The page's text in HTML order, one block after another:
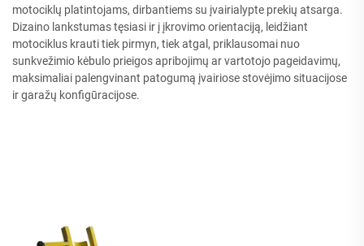
motociklų platintojams, dirbantiems su įvairialypte prekių atsarga.
Dizaino lankstumas tęsiasi ir į įkrovimo orientaciją, leidžiant
motociklus krauti tiek pirmyn, tiek atgal, priklausomai nuo
sunkvežimio kėbulo prieigos apribojimų ar vartotojo pageidavimų,
maksimaliai palengvinant patogumą įvairiose stovėjimo situacijose
ir garažų konfigūracijose.